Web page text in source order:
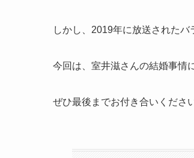
しかし、2019年に放送されたバ
今回は、室井滋さんの結婚事情
ぜひ最後までお付き合いください